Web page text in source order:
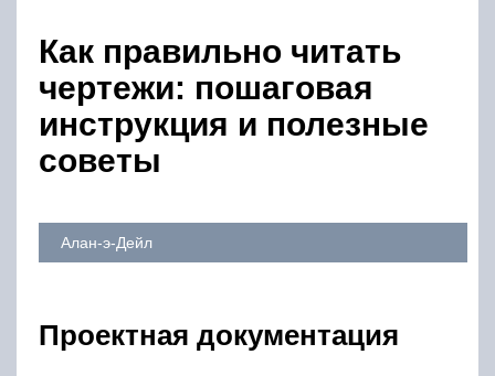
Как правильно читать
чертежи: пошаговая
инструкция и полезные
советы
Алан-э-Дейл
Проектная документация